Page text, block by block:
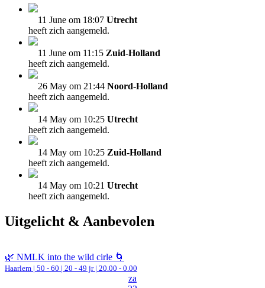
11 June om 18:07 Utrecht
heeft zich aangemeld.
11 June om 11:15 Zuid-Holland
heeft zich aangemeld.
26 May om 21:44 Noord-Holland
heeft zich aangemeld.
14 May om 10:25 Utrecht
heeft zich aangemeld.
14 May om 10:25 Zuid-Holland
heeft zich aangemeld.
14 May om 10:21 Utrecht
heeft zich aangemeld.
Uitgelicht & Aanbevolen
🌿 NMLK into the wild cirle 🌀
Haarlem | 50 - 60 | 20 - 49 jr | 20.00 - 0.00
za